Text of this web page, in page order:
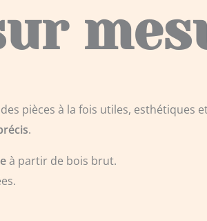
pièces à la fois utiles, esthétiques
.
à partir de bois brut.